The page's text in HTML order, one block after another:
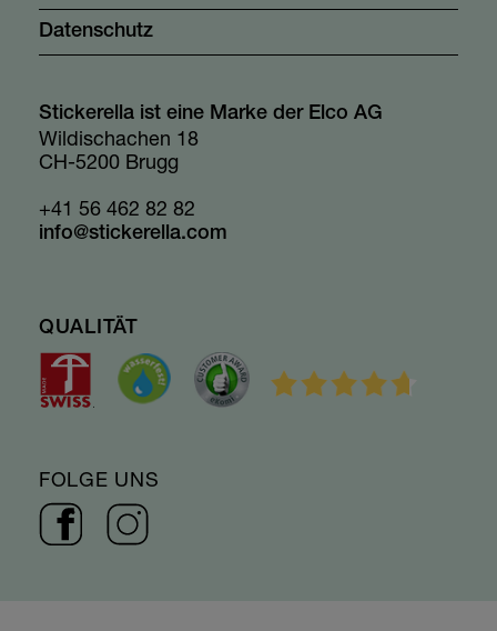
Datenschutz
Stickerella ist eine Marke der Elco AG
Wildischachen 18
CH-5200 Brugg
+41 56 462 82 82
info@stickerella.com
QUALITÄT
FOLGE UNS